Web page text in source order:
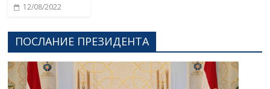
12/08/2022
ПОСЛАНИЕ ПРЕЗИДЕНТА